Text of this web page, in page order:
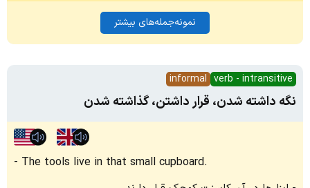
نمونه‌جمله‌های بیشتر
verb - intransitive
informal
نگه داشته شدن، قرار داشتن، گذاشته شدن
The tools live in that small cupboard.